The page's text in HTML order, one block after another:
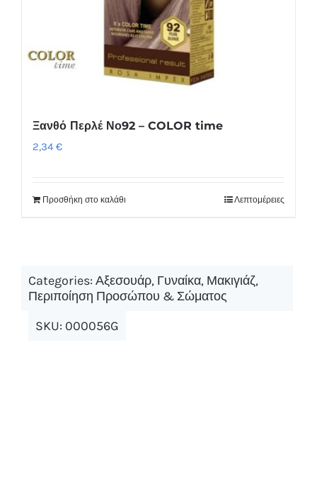
Ξανθό Περλέ Νο92 – COLOR time
2,34 €
Προσθήκη στο καλάθι Λεπτομέρειες
Categories: Αξεσουάρ, Γυναίκα, Μακιγιάζ,
Περιποίηση Προσώπου & Σώματος
SKU: 000056G